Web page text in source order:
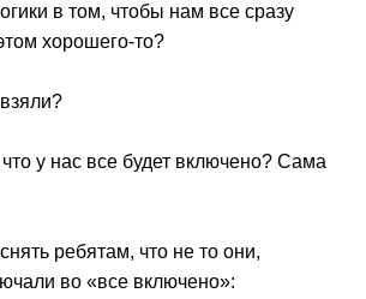
в том, чтобы нам все сразу
хорошего-то?
у нас все будет включено? Сама
ребятам, что не то они,
во «все включено»: